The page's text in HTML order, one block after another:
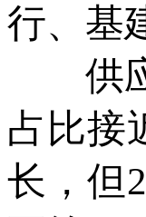
行、基
供应
占比接
长，但